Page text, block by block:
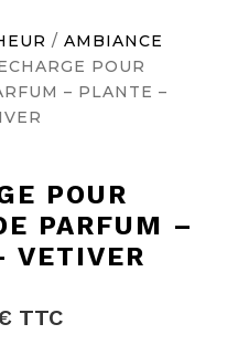
/ AMBIANCE
POUR
– PLANTE –
POUR
PARFUM –
VETIVER
TTC